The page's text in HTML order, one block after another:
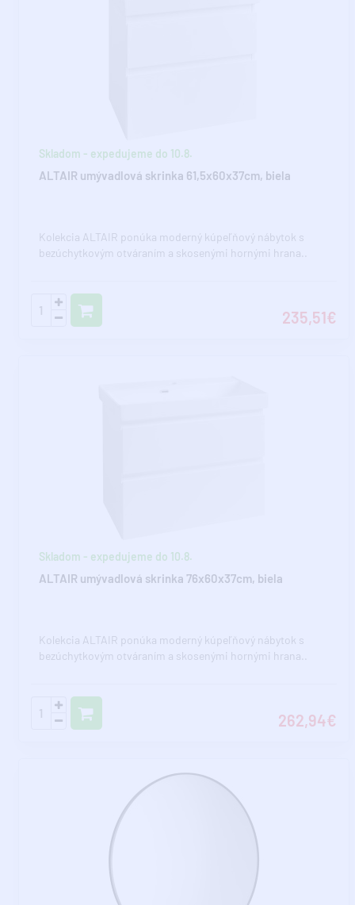
Skladom - expedujeme do 10.8.
ALTAIR umývadlová skrinka 61,5x60x37cm, biela
Kolekcia ALTAIR ponúka moderný kúpeľňový nábytok s
bezúchytkovým otváraním a skosenými hornými hrana..
235,51€
Skladom - expedujeme do 10.8.
ALTAIR umývadlová skrinka 76x60x37cm, biela
Kolekcia ALTAIR ponúka moderný kúpeľňový nábytok s
bezúchytkovým otváraním a skosenými hornými hrana..
262,94€